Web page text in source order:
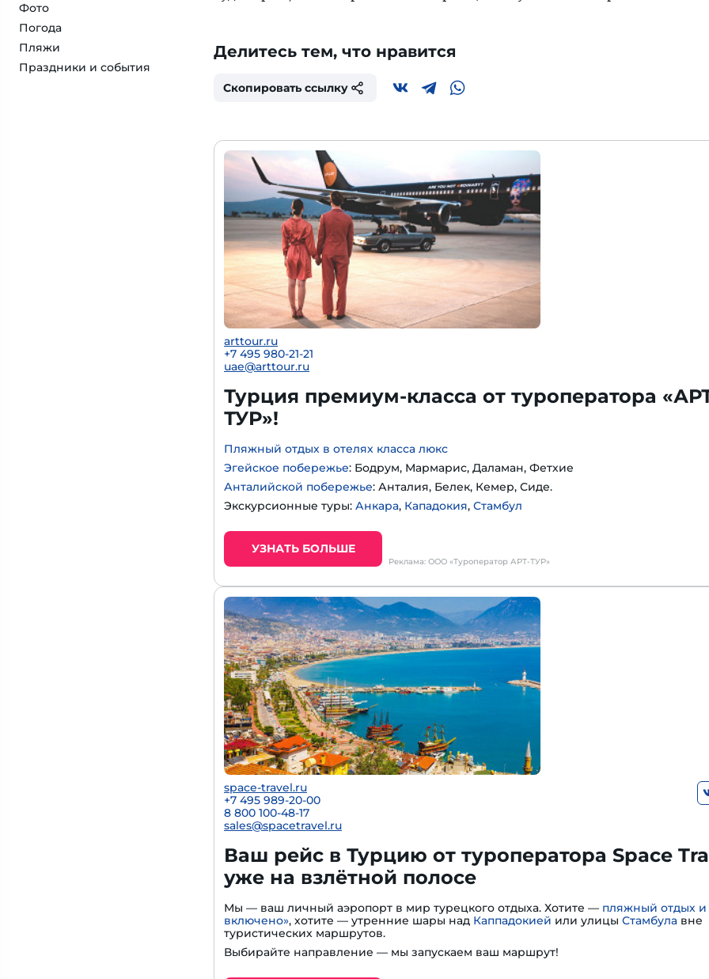
Фото
Погода
Пляжи
Праздники и события
Делитесь тем, что нравится
Скопировать ссылку
arttour.ru
+7 495 980-21-21
uae@arttour.ru
Турция премиум-класса от туроператора
ТУР»!
Пляжный отдых в отелях класса люкс
Эгейское побережье: Бодрум, Мармарис, Даламан, Фетхие
Анталийской побережье: Анталия, Белек, Кемер, Сиде.
Экскурсионные туры: Анкара, Кападокия, Стамбул
УЗНАТЬ БОЛЬШЕ
Реклама: ООО «Туроператор АРТ-ТУР»
space-travel.ru
+7 495 989-20-00
8 800 100-48-17
sales@spacetravel.ru
Ваш рейс в Турцию от туроператора Space
уже на взлётной полосе
Мы — ваш личный аэропорт в мир турецкого отдыха. Хотите — пляжный отдых и
включено», хотите — утренние шары над Каппадокией или улицы Стамбула вне
туристических маршрутов.
Выбирайте направление — мы запускаем ваш маршрут!